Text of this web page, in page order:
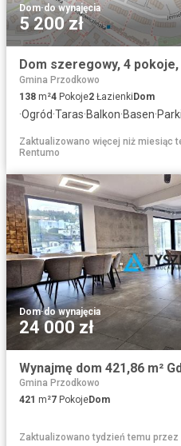
Dom·do wynajęcia
5 200 zł
Dom szeregowy, 4
Gmina Przodkowo
138 m²4 Pokoje2 ŁazienkiDom
·Ogród·Taras·Balkon·Basen·
Zaktualizowano więcej niż miesiąc
Rentumo
Dom·do wynajęcia
24 000 zł
Wynajmę dom 421,86 m²
Gmina Przodkowo
421 m²7 PokojeDom
Zaktualizowano tydzień temu przez